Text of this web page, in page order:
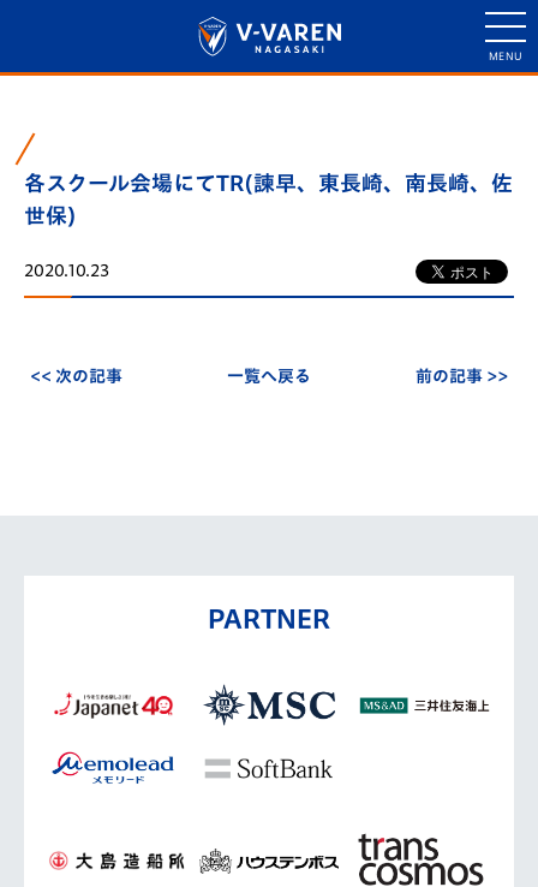
各スクール会場にてTR(諫早、東長崎、南長崎、佐
世保)
2020.10.23
<< 次の記事 一覧へ戻る 前の記事 >>
PARTNER